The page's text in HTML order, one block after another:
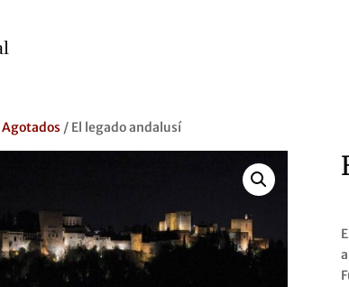
Agotados/ El legado andalusí